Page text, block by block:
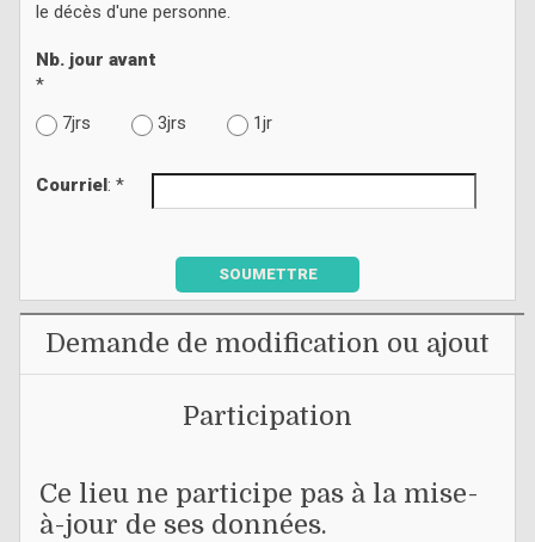
le décès d'une personne.
Nb. jour avant
*
7jrs
3jrs 1jr
Courriel: *
SOUMETTRE
Demande de modification ou ajout
Participation
Ce lieu ne participe pas à la mise-
à-jour de ses données.